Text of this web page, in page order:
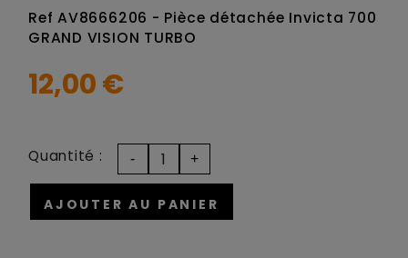
Ref AV8666206 - Pièce détachée Invicta 700
GRAND VISION TURBO
12,00 €
AJOUTER AU PANIER
Quantité :